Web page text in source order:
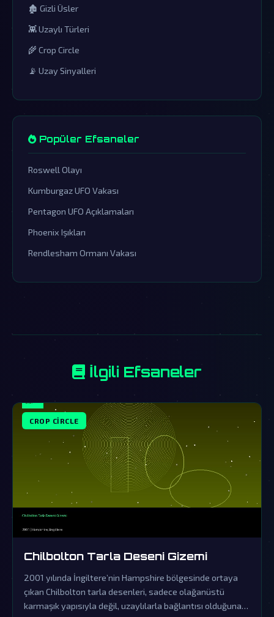
🏚️ Gizli Üsler
👾 Uzaylı Türleri
🌾 Crop Circle
📡 Uzay Sinyalleri
Popüler Efsaneler
Roswell Olayı
Kumburgaz UFO Vakası
Pentagon UFO Açıklamaları
Phoenix Işıkları
Rendlesham Ormanı Vakası
İlgili Efsaneler
CROP CIRCLE
Chilbolton Tarla Deseni Gizemi
2001 yılında İngiltere’nin Hampshire bölgesinde ortaya
çıkan Chilbolton tarla desenleri, sadece olağanüstü
karmaşık yapısıyla değil, uzaylılarla bağlantısı olduğuna